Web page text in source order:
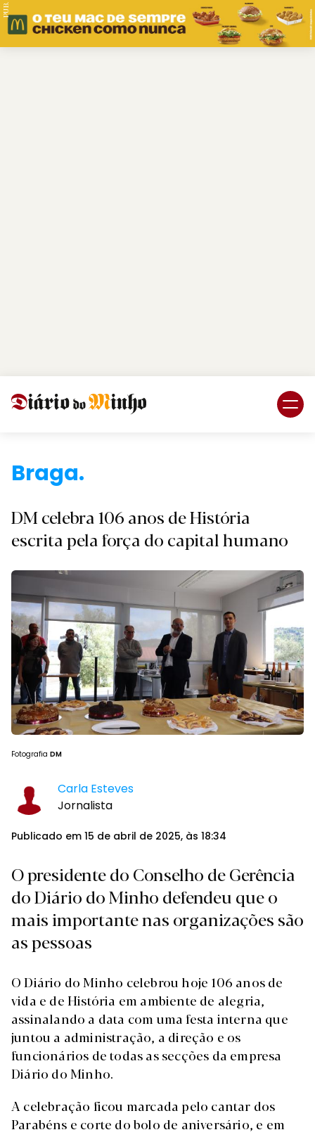
PUB.
Braga.
DM celebra 106 anos de História
escrita pela força do capital humano
Fotografia DM
Carla Esteves
Jornalista
Publicado em 15 de abril de 2025, às 18:34
O presidente do Conselho de Gerência
do Diário do Minho defendeu que o
mais importante nas organizações são
as pessoas
O Diário do Minho celebrou hoje 106 anos de
vida e de História em ambiente de alegria,
assinalando a data com uma festa interna que
juntou a administração, a direção e os
funcionários de todas as secções da empresa
Diário do Minho.
A celebração ficou marcada pelo cantar dos
Parabéns e corte do bolo de aniversário, e em